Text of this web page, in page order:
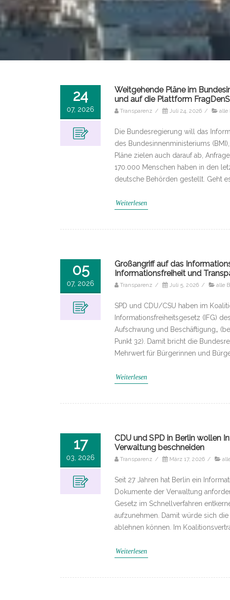
24
07, 2026
Weitgehende Pläne im
und auf die Plattform
Transparenz / Juli 24, 2026 / alle
Die Bundesregierung will das
des Bundesinnenministeriums
Pläne zielen auch darauf ab,
170.000 Menschen haben in den
deutsche Behörden gestellt. Geht
Weiterlesen
05
07, 2026
Großangriff auf das
Informationsfreiheit und
Transparenz / Juli 5, 2026 / alle
SPD und CDU/CSU haben im
Informationsfreiheitsgesetz (IFG)
Aufschwung und Beschäftigung„
Punkt 32). Damit bricht die
Mehrwert für Bürgerinnen und
Weiterlesen
17
03, 2026
CDU und SPD in Berlin wollen
Verwaltung beschneiden
Transparenz / März 17, 2026 /
Seit 27 Jahren hat Berlin ein
Dokumente der Verwaltung
Gesetz im Schnellverfahren
aufzunehmen. Damit würde sich
ablehnen können. Im
Weiterlesen